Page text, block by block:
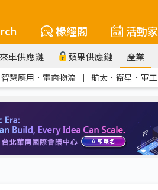
椽經閣 活動家
車供應鏈 蘋果供應鏈 產業
慧應用．電商物流 ｜ 航太．衛星．軍工